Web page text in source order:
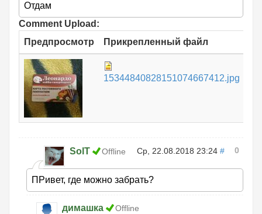
Отдам
Comment Upload:
Предпросмотр
Прикрепленный файл
15344840828151074667412.jpg
SolT Offline Ср, 22.08.2018 23:24 # 0
ПРивет, где можно забрать?
димашка Offline